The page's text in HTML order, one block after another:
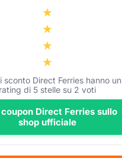
sconto Direct Ferries hanno un
rating di 5 stelle su 2 voti
coupon Direct Ferries sullo
shop ufficiale